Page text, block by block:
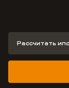
Рассчитать